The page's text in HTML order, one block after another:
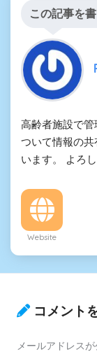
この記事を
高齢者施設で
ついて情報の
います。 よろ
Website
コメント
メールアドレス